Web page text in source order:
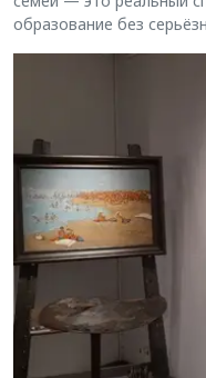
образование без